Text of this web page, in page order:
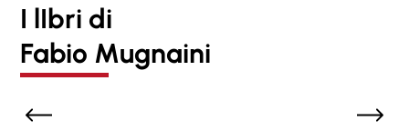
I lIbri di
Fabio Mugnaini